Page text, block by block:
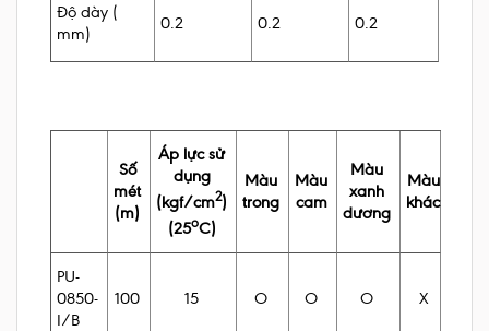
Độ dày (
mm)
0.2 0.2 0.2
Số
mét
(m)
Áp lực sử
dụng
(kgf/cm2)
(25oC)
Màu
trong
Màu
cam
Màu
xanh
dương
Màu
khác
PU-
0850-
I/B
100 15 O O O X